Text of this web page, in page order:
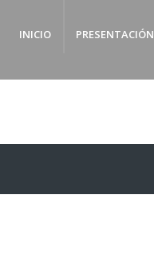
INICIO PRESENTACIÓN